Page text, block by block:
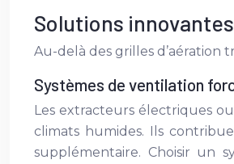
Solutions
Au-delà des grilles d’aération
Systèmes de ventilation
Les extracteurs électriques
climats humides. Ils
supplémentaire. Choisir un